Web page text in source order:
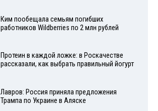
Ким пообещала семьям погибших
работников Wildberries по 2 млн рублей
Протеин в каждой ложке: в Роскачестве
рассказали, как выбрать правильный йогурт
Лавров: Россия приняла предложения
Трампа по Украине в Аляске